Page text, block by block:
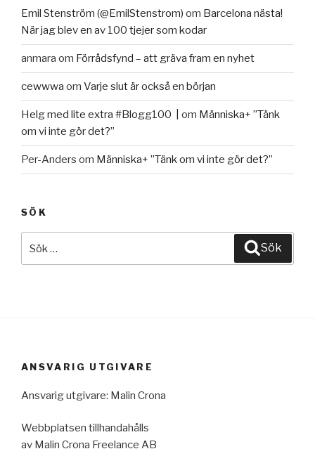
Emil Stenström (@EmilStenstrom) om Barcelona nästa!
När jag blev en av 100 tjejer som kodar
anmara om Förrådsfynd – att gräva fram en nyhet
cewwwa om Varje slut är också en början
Helg med lite extra #Blogg100 | om Människa+ ”Tänk
om vi inte gör det?”
Per-Anders om Människa+ ”Tänk om vi inte gör det?”
SÖK
Sök
ANSVARIG UTGIVARE
Ansvarig utgivare: Malin Crona
Webbplatsen tillhandahålls
av Malin Crona Freelance AB